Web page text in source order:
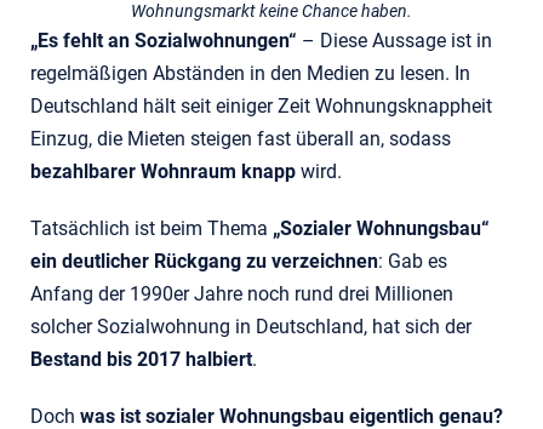
Wohnungsmarkt keine Chance haben.
„Es fehlt an Sozialwohnungen“ – Diese Aussage ist in
regelmäßigen Abständen in den Medien zu lesen. In
Deutschland hält seit einiger Zeit Wohnungsknappheit
Einzug, die Mieten steigen fast überall an, sodass
bezahlbarer Wohnraum knapp wird.
Tatsächlich ist beim Thema „Sozialer Wohnungsbau“
ein deutlicher Rückgang zu verzeichnen: Gab es
Anfang der 1990er Jahre noch rund drei Millionen
solcher Sozialwohnung in Deutschland, hat sich der
Bestand bis 2017 halbiert.
Doch was ist sozialer Wohnungsbau eigentlich genau?